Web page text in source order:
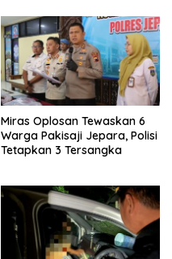
Miras Oplosan Tewaskan 6
Warga Pakisaji Jepara, Polisi
Tetapkan 3 Tersangka